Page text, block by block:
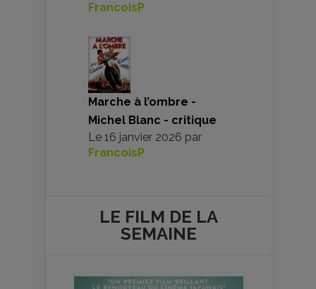
FrancoisP
Marche à l’ombre -
Michel Blanc - critique
Le 16 janvier 2026 par
FrancoisP
LE FILM DE LA
SEMAINE